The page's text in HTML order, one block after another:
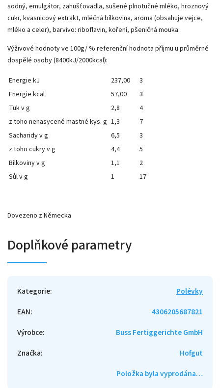
sodný, emulgátor, zahušťovadla, sušené plnotučné mléko, hroznový
cukr, kvasnicový extrakt, mléčná bílkovina, aroma (obsahuje vejce,
mléko a celer), barvivo: riboflavin, koření, pšeničná mouka.
Výživové hodnoty ve 100g/ % referenční hodnota příjmu u průměrné
dospělé osoby (8400kJ/2000kcal):
Energie kJ 237,00
3
Energie kcal
57,00
3
Tuk v g
2,8
4
z toho nenasycené mastné kys. g 1,3
7
Sacharidy v g
6,5
3
z toho cukry v g
4,4
5
Bílkoviny v g
1,1
2
Sůl v g
1 17
Dovezeno z Německa
Doplňkové parametry
Kategorie:
Polévky
EAN:
4306205687821
Výrobce:
Buss Fertiggerichte GmbH
Značka:
Hofgut
Položka byla vyprodána…